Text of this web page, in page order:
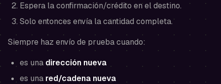
Espera la confirmación/crédito en el destino.
Solo entonces envía la cantidad completa.
Siempre haz envío de prueba cuando:
es una dirección nueva
es una red/cadena nueva